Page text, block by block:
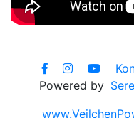
Powered by